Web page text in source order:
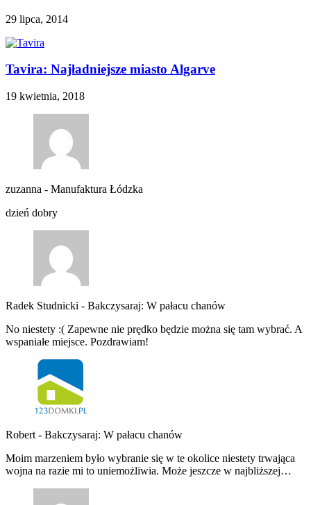
29 lipca, 2014
Tavira: Najładniejsze miasto Algarve
19 kwietnia, 2018
zuzanna - Manufaktura Łódzka
dzień dobry
Radek Studnicki - Bakczysaraj: W pałacu chanów
No niestety :( Zapewne nie prędko będzie można się tam wybrać. A
wspaniałe miejsce. Pozdrawiam!
Robert - Bakczysaraj: W pałacu chanów
Moim marzeniem było wybranie się w te okolice niestety trwająca
wojna na razie mi to uniemożliwia. Może jeszcze w najbliższej…